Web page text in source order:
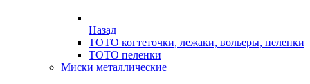
Назад
ТОТО когтеточки, лежаки, вольеры, пеленки
ТОТО пеленки
Миски металлические